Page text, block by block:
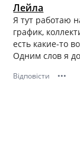
Лейла
Я тут работаю
график,
есть какие-то
Одним слов я
Відповісти •••